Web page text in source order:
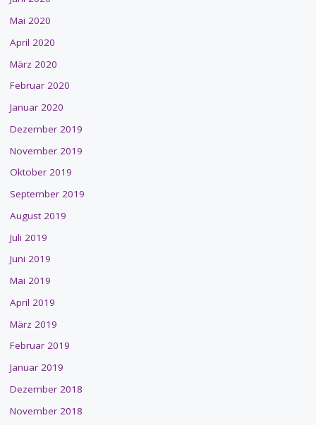
Mai 2020
April 2020
März 2020
Februar 2020
Januar 2020
Dezember 2019
November 2019
Oktober 2019
September 2019
August 2019
Juli 2019
Juni 2019
Mai 2019
April 2019
März 2019
Februar 2019
Januar 2019
Dezember 2018
November 2018